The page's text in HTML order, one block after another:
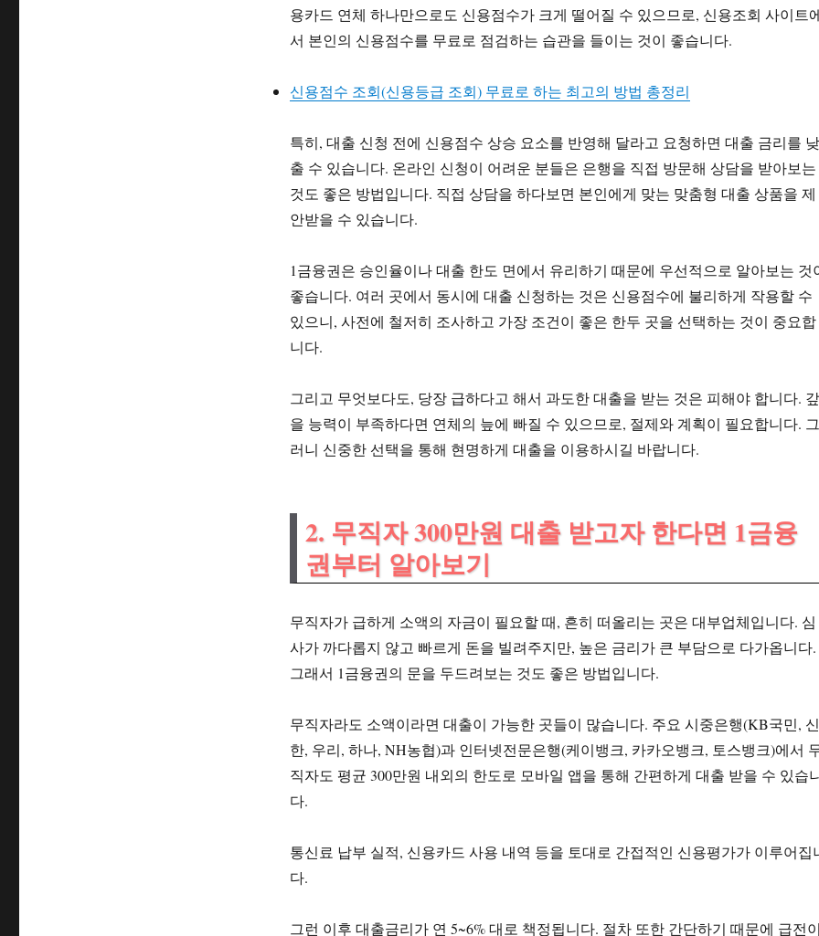
용카드 연체 하나만으로도 신용점수가 크게 떨어질 수 있으므로, 신용조회 사이트
서 본인의 신용점수를 무료로 점검하는 습관을 들이는 것이 좋습니다.
신용점수 조회(신용등급 조회) 무료로 하는 최고의 방법 총정리
특히, 대출 신청 전에 신용점수 상승 요소를 반영해 달라고 요청하면 대출 금리를 낮
출 수 있습니다. 온라인 신청이 어려운 분들은 은행을 직접 방문해 상담을 받아보는
것도 좋은 방법입니다. 직접 상담을 하다보면 본인에게 맞는 맞춤형 대출 상품을 제
안받을 수 있습니다.
1금융권은 승인율이나 대출 한도 면에서 유리하기 때문에 우선적으로 알아보는 것
좋습니다. 여러 곳에서 동시에 대출 신청하는 것은 신용점수에 불리하게 작용할 수
있으니, 사전에 철저히 조사하고 가장 조건이 좋은 한두 곳을 선택하는 것이 중요합
니다.
그리고 무엇보다도, 당장 급하다고 해서 과도한 대출을 받는 것은 피해야 합니다. 갚
을 능력이 부족하다면 연체의 늪에 빠질 수 있으므로, 절제와 계획이 필요합니다. 그
러니 신중한 선택을 통해 현명하게 대출을 이용하시길 바랍니다.
2. 무직자 300만원 대출 받고자 한다면 1금융
권부터 알아보기
무직자가 급하게 소액의 자금이 필요할 때, 흔히 떠올리는 곳은 대부업체입니다. 심
사가 까다롭지 않고 빠르게 돈을 빌려주지만, 높은 금리가 큰 부담으로 다가옵니다.
그래서 1금융권의 문을 두드려보는 것도 좋은 방법입니다.
무직자라도 소액이라면 대출이 가능한 곳들이 많습니다. 주요 시중은행(KB국민, 신
한, 우리, 하나, NH농협)과 인터넷전문은행(케이뱅크, 카카오뱅크, 토스뱅크)에서
직자도 평균 300만원 내외의 한도로 모바일 앱을 통해 간편하게 대출 받을 수 있습
다.
통신료 납부 실적, 신용카드 사용 내역 등을 토대로 간접적인 신용평가가 이루어집
다.
그런 이후 대출금리가 연 5~6% 대로 책정됩니다. 절차 또한 간단하기 때문에 급전